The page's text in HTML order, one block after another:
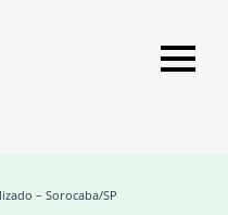
– Sorocaba/SP